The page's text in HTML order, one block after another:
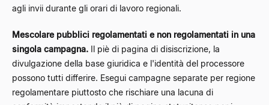
agli invii durante gli orari di lavoro regionali.
Mescolare pubblici regolamentati e non regolamentati in una
singola campagna. Il piè di pagina di disiscrizione, la
divulgazione della base giuridica e l'identità del processore
possono tutti differire. Esegui campagne separate per regione
regolamentare piuttosto che rischiare una lacuna di